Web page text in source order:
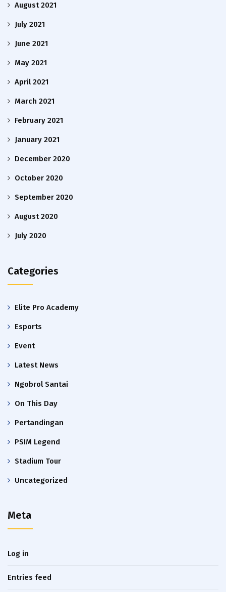
August 2021
July 2021
June 2021
May 2021
April 2021
March 2021
February 2021
January 2021
December 2020
October 2020
September 2020
August 2020
July 2020
Categories
Elite Pro Academy
Esports
Event
Latest News
Ngobrol Santai
On This Day
Pertandingan
PSIM Legend
Stadium Tour
Uncategorized
Meta
Log in
Entries feed